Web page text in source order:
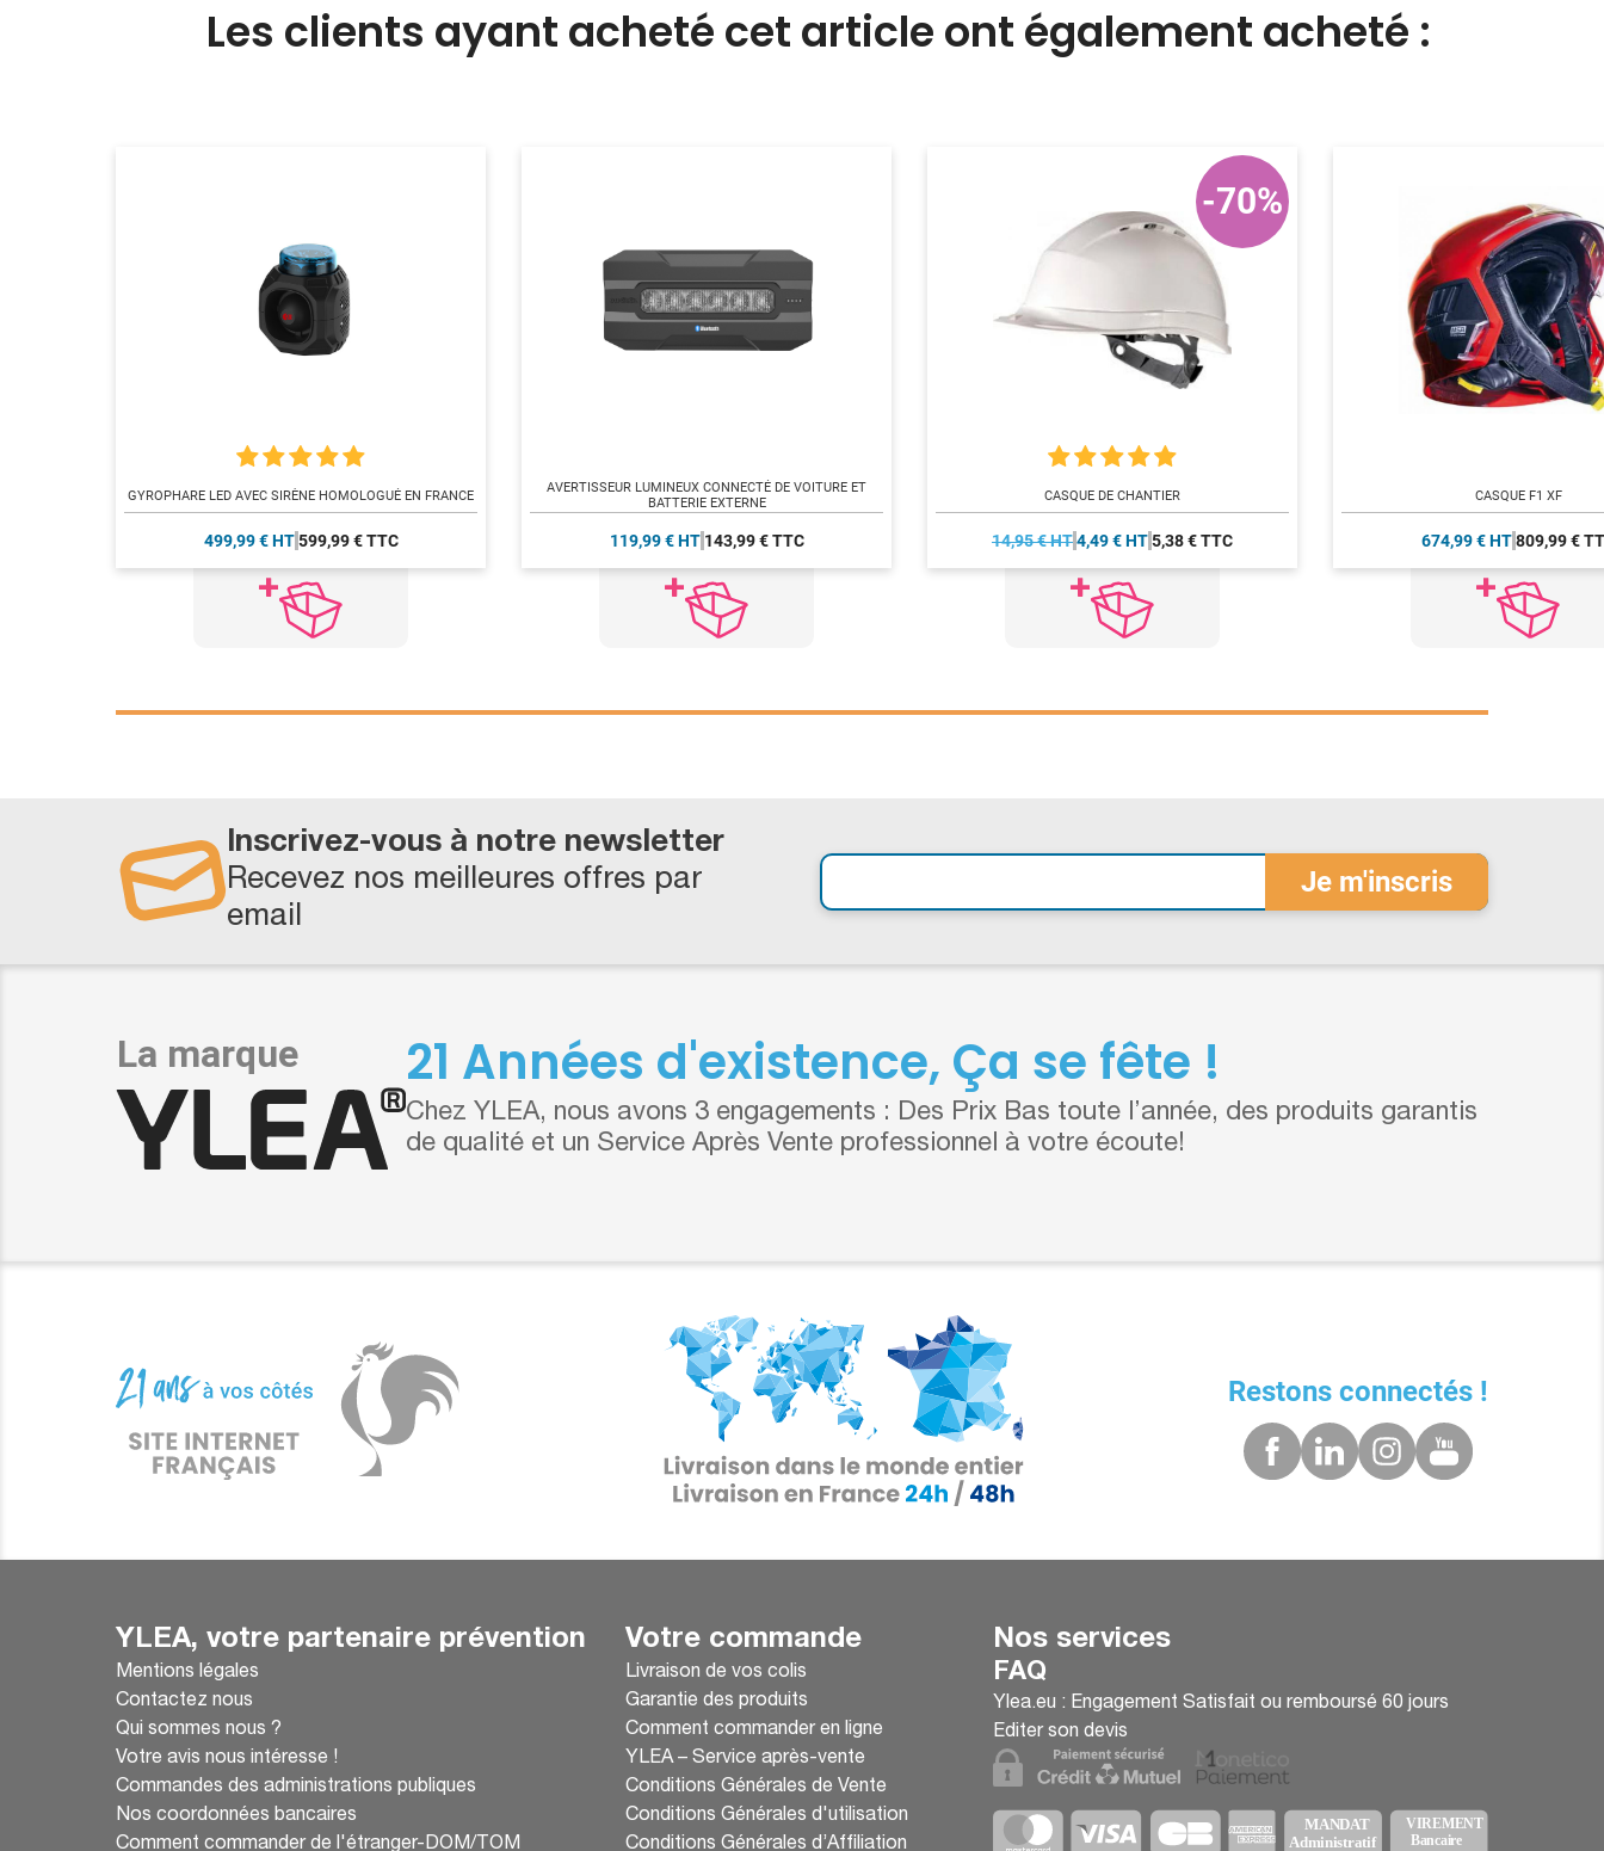
Les clients ayant acheté cet article ont également acheté :
GYROPHARE LED AVEC SIRÈNE HOMOLOGUÉ EN FRANCE
499,99 € HT 599,99 € TTC
AVERTISSEUR LUMINEUX CONNECTÉ DE VOITURE ET
BATTERIE EXTERNE
119,99 € HT 143,99 € TTC
CASQUE DE CHANTIER
14,95 € HT4,49 € HT5,38 € TTC
-70%
CASQUE F1 XF
674,99 € HT 809,99 €
Inscrivez-vous à notre newsletter
Recevez nos meilleures offres par
email
21 Années d'existence, Ça se fête !
Chez YLEA, nous avons 3 engagements : Des Prix Bas toute l’année, des produits garantis
de qualité et un Service Après Vente professionnel à votre écoute!
Restons connectés !
YLEA, votre partenaire prévention
Mentions légales
Contactez nous
Qui sommes nous ?
Votre avis nous intéresse !
Commandes des administrations publiques
Nos coordonnées bancaires
Comment commander de l'étranger-DOM/TOM
Votre commande
Livraison de vos colis
Garantie des produits
Comment commander en ligne
YLEA – Service après-vente
Conditions Générales de Vente
Conditions Générales d'utilisation
Conditions Générales d’Affiliation
Nos services
FAQ
Ylea.eu : Engagement Satisfait ou remboursé 60 jours
Editer son devis